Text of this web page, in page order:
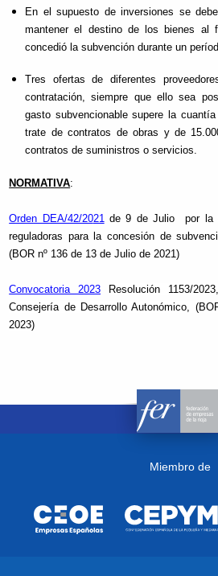
En el supuesto de inversiones se
mantener el destino de los bienes al
concedió la subvención durante un
Tres ofertas de diferentes
contratación, siempre que ello sea
gasto subvencionable supere la
trate de contratos de obras y de
contratos de suministros o servicios.
NORMATIVA:
Orden DEA/42/2021 de 9 de Julio por la
reguladoras para la concesión de
(BOR nº 136 de 13 de Julio de 2021)
Convocatoria 2023
Resolución 1153/
Consejería de Desarrollo Autonómico,
2023)
Miembro de